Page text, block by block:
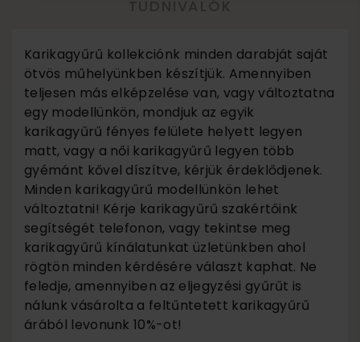
Karikagyűrű kollekciónk minden darabját saját
ötvös műhelyünkben készítjük. Amennyiben
teljesen más elképzelése van, vagy változtatna
egy modellünkön, mondjuk az egyik
karikagyűrű fényes felülete helyett legyen
matt, vagy a női karikagyűrű legyen több
gyémánt kővel díszítve, kérjük érdeklődjenek.
Minden karikagyűrű modellünkön lehet
változtatni! Kérje karikagyűrű szakértőink
segítségét telefonon, vagy tekintse meg
karikagyűrű kínálatunkat üzletünkben ahol
rögtön minden kérdésére választ kaphat. Ne
feledje, amennyiben az eljegyzési gyűrűt is
nálunk vásárolta a feltűntetett karikagyűrű
árából levonunk 10%-ot!